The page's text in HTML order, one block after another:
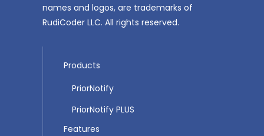
names and logos, are trademarks of
RudiCoder LLC. All rights reserved.
Products
PriorNotify
PriorNotify PLUS
Features